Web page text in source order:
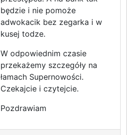
będzie i nie pomoże
adwokacik bez zegarka i w
kusej todze.
W odpowiednim czasie
przekażemy szczegóły na
łamach Supernowości.
Czekajcie i czytejcie.
Pozdrawiam